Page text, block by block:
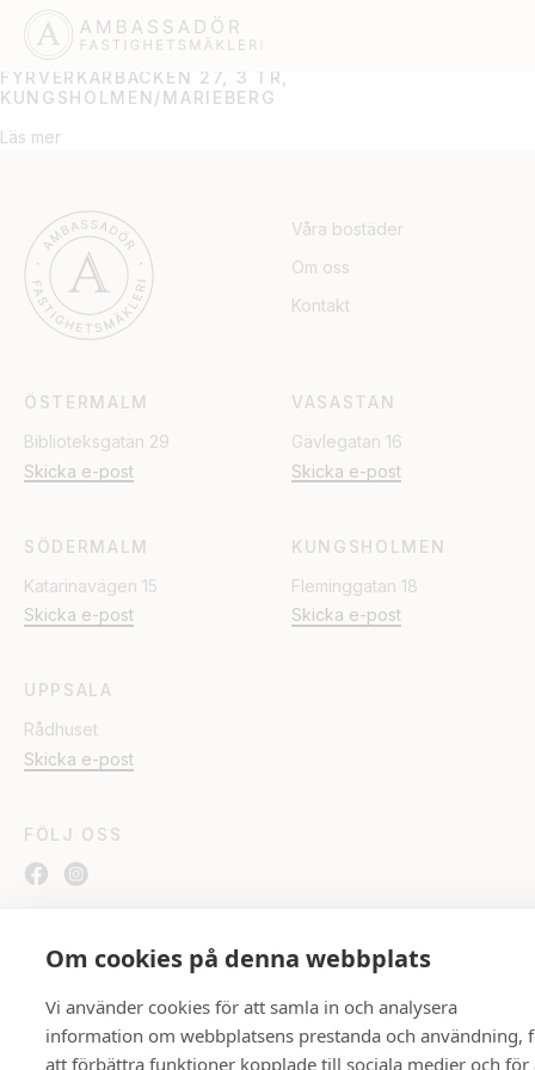
Om cookies på denna webbplats
Vi använder cookies för att samla in och analysera
information om webbplatsens prestanda och användning,
att förbättra funktioner kopplade till sociala medier och för
KUNGSHOLMEN/
FYRVERKARBACKEN 27, 3 TR,
KUNGSHOLMEN/MARIEBERG
Läs mer
Våra bostäder
Om oss
Kontakt
ÖSTERMALM
Biblioteksgatan 29
Skicka e-post
VASASTAN
Gävlegatan 16
Skicka e-post
SÖDERMALM
Katarinavägen 15
Skicka e-post
KUNGSHOLMEN
Fleminggatan 18
Skicka e-post
UPPSALA
Rådhuset
Skicka e-post
FÖLJ OSS
rights reserved, 2026.